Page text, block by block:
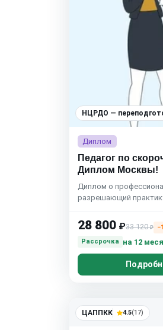
НЦРДО —
Диплом
Педагог по
Диплом Москвы!
Диплом о
разрешающий
28 800 ₽33 120₽
Рассрочка
на 12
ЦАППКК 4.5(17)